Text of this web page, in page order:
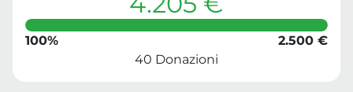
100%
2.500 €
40 Donazioni